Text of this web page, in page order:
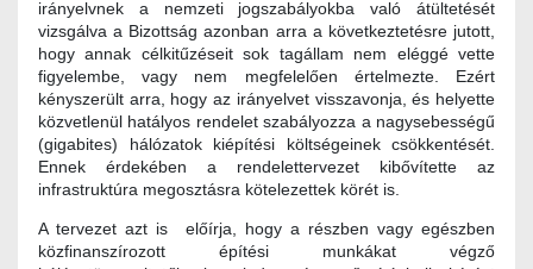
irányelvnek a nemzeti jogszabályokba való átültetését
vizsgálva a Bizottság azonban arra a következtetésre jutott,
hogy annak célkitűzéseit sok tagállam nem eléggé vette
figyelembe, vagy nem megfelelően értelmezte. Ezért
kényszerült arra, hogy az irányelvet visszavonja, és helyette
közvetlenül hatályos rendelet szabályozza a nagysebességű
(gigabites) hálózatok kiépítési költségeinek csökkentését.
Ennek érdekében a rendelettervezet kibővítette az
infrastruktúra megosztásra kötelezettek körét is.
A tervezet azt is előírja, hogy a részben vagy egészben
közfinanszírozott építési munkákat végző